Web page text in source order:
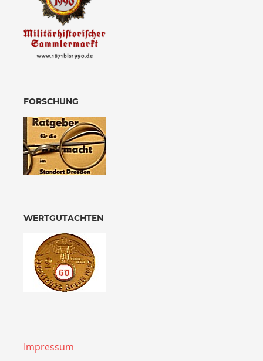
FORSCHUNG
WERTGUTACHTEN
Impressum